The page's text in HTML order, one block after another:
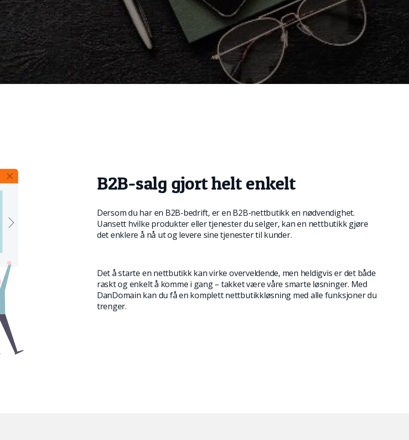
B2B-salg gjort helt enkelt
Dersom du har en B2B-bedrift, er en B2B-nettbutikk en nødvendighet.
Uansett hvilke produkter eller tjenester du selger, kan en nettbutikk gjøre
det enklere å nå ut og levere sine tjenester til kunder.
Det å starte en nettbutikk kan virke overveldende, men heldigvis er det både
raskt og enkelt å komme i gang – takket være våre smarte løsninger. Med
DanDomain kan du få en komplett nettbutikkløsning med alle funksjoner du
trenger.